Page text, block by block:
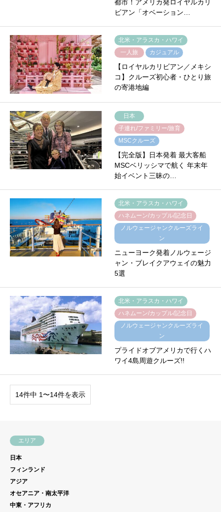
都市！アメリカ発ロイヤルカリ
ビアン「オベーション…
北米・アラスカ・ハワイ
一人旅
カジュアル
【ロイヤルカリビアン／メキシ
コ】クルーズ初心者・ひとり旅
の寄港地編
日本
子連れ/ファミリー/旅育
MSCクルーズ
【完全版】日本発着 最大客船
MSCベリッシマで航く 年末年
始イベント三昧の…
北米・アラスカ・ハワイ
ハネムーン/カップル/記念日
ノルウェージャンクルーズライ
ン
ニューヨーク発着ノルウェージ
ャン・ブレイクアウェイの魅力
5選
北米・アラスカ・ハワイ
ハネムーン/カップル/記念日
ノルウェージャンクルーズライ
ン
プライドオブアメリカで行くハ
ワイ4島周遊クルーズ!!
14件中 1〜14件を表示
エリア
日本
フィンランド
アジア
オセアニア・南太平洋
中東・アフリカ